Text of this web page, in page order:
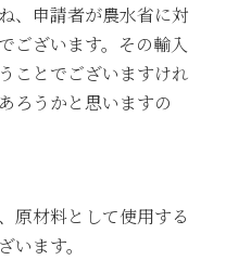
、申請者が農水省に対
ございます。その輸入
ことでございますけれ
ろうかと思いますの
原材料として使用する
ます。